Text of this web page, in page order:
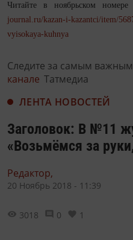
Читайте в ноябрьском
journal.ru/kazan-i-kazantci/item/
vyisokaya-kuhnya
Следите за самым
канале Татмедиа
ЛЕНТА НОВОСТЕЙ
Заголовок: В №11
«Возьмёмся за
Редактор,
20 Ноябрь 2018 - 11:39
3018 0 1